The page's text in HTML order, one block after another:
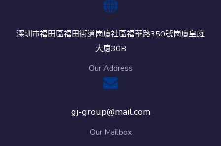
深圳市福田區福田街道崗廈社區福華路350號崗廈皇庭
大廈30B
Our Address
gj-group@mail.com
Our Mailbox